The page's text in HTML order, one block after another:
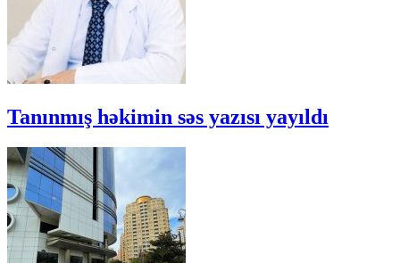
Tanınmış həkimin səs yazısı yayıldı